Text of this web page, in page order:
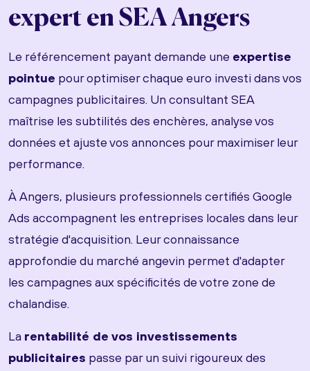
expert en SEA Angers
Le référencement payant demande une expertise
pointue pour optimiser chaque euro investi dans vos
campagnes publicitaires. Un consultant SEA
maîtrise les subtilités des enchères, analyse vos
données et ajuste vos annonces pour maximiser leur
performance.
À Angers, plusieurs professionnels certifiés Google
Ads accompagnent les entreprises locales dans leur
stratégie d'acquisition. Leur connaissance
approfondie du marché angevin permet d'adapter
les campagnes aux spécificités de votre zone de
chalandise.
La rentabilité de vos investissements
publicitaires passe par un suivi rigoureux des